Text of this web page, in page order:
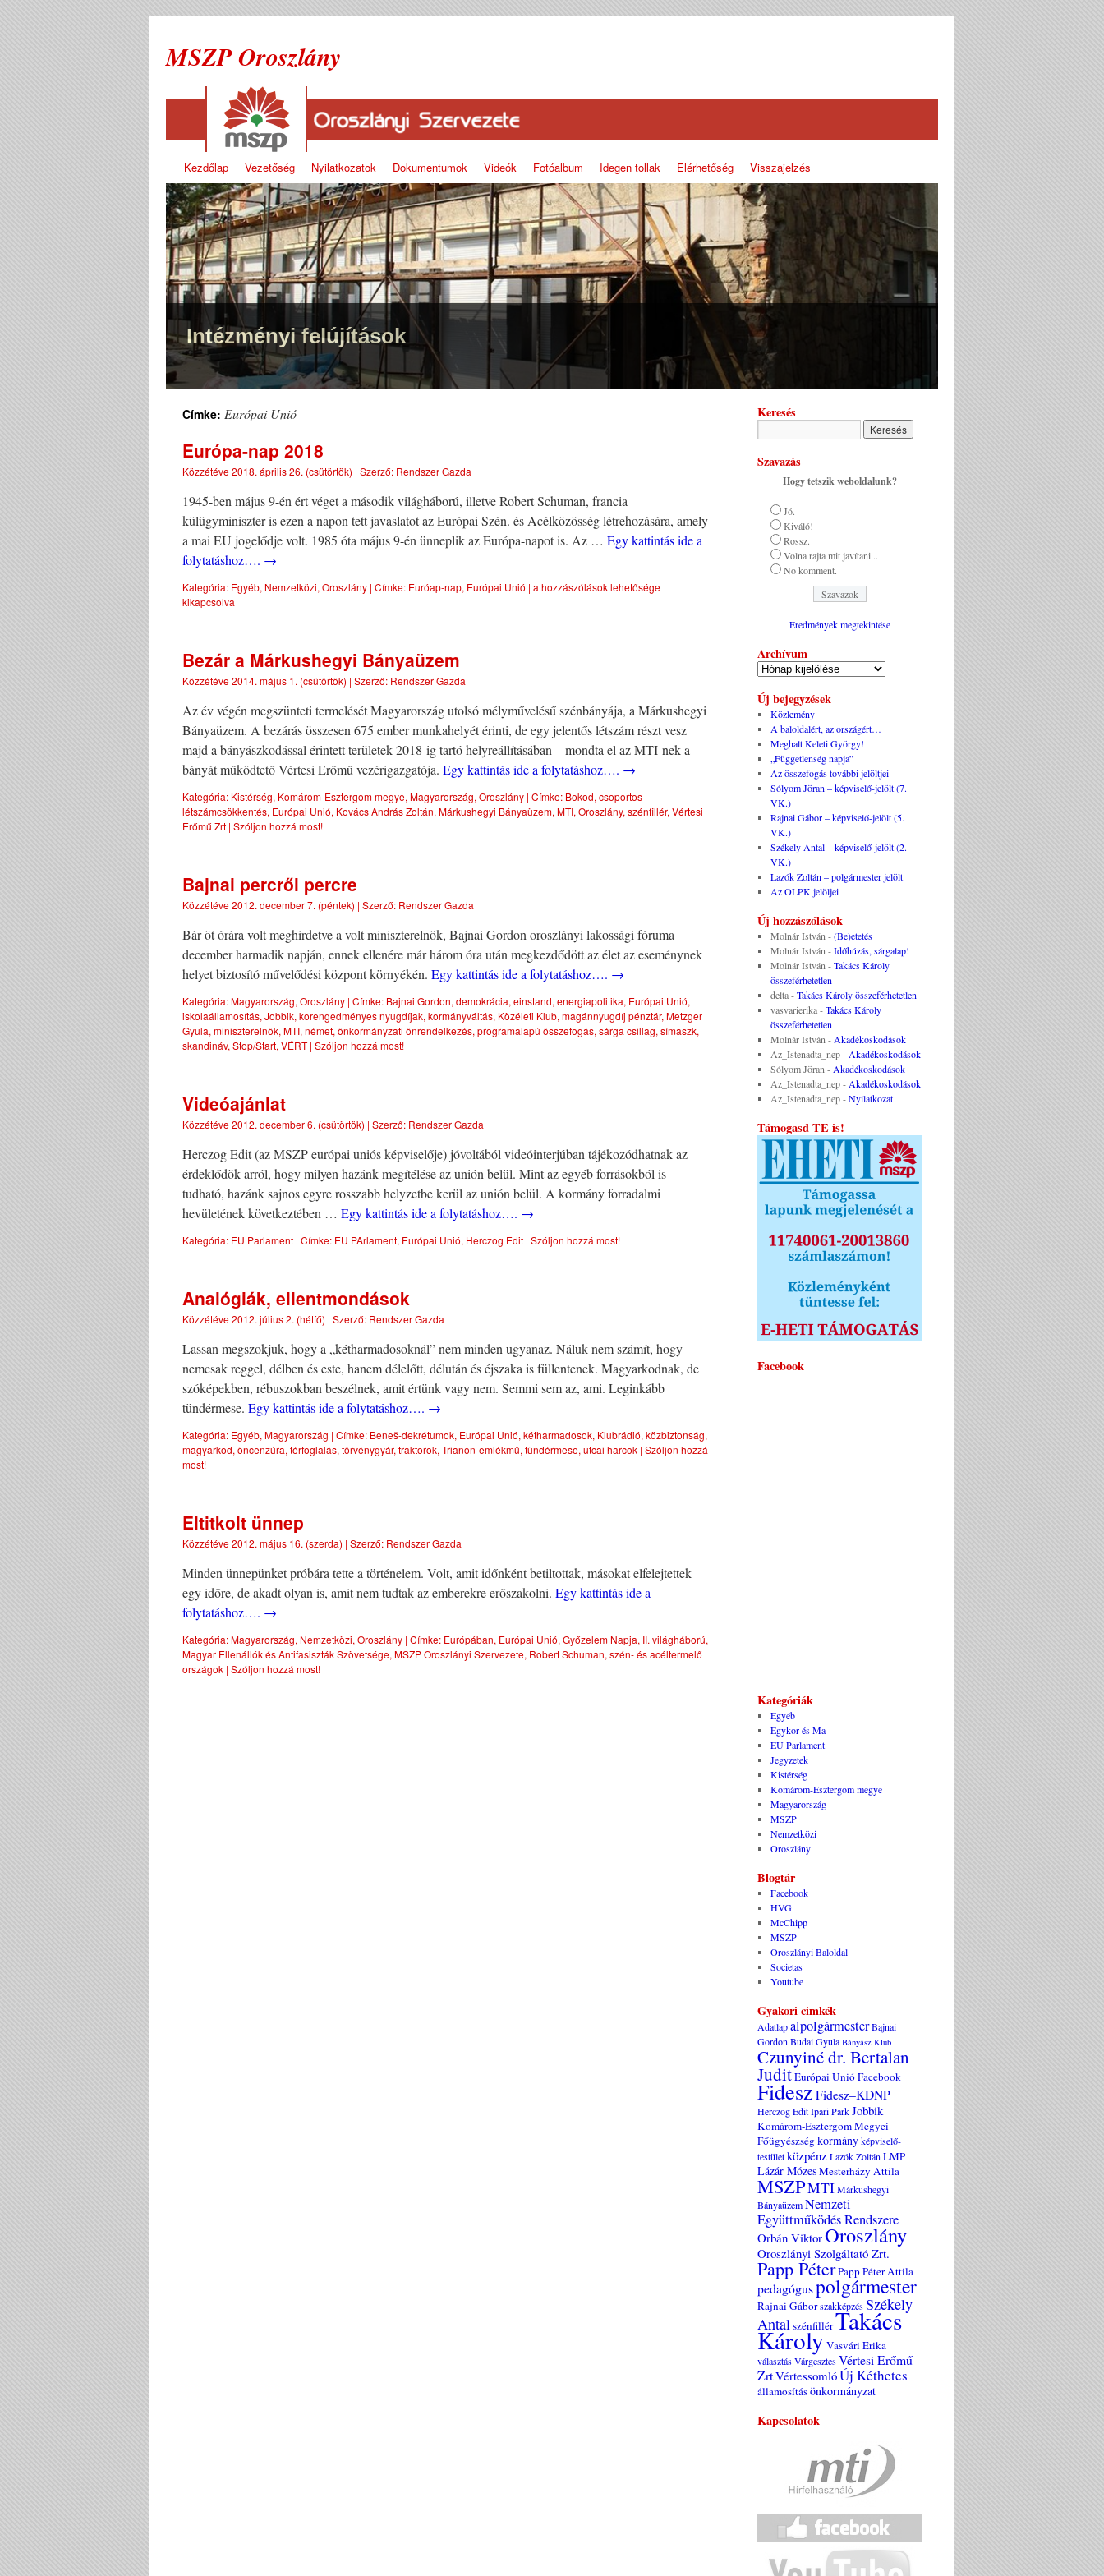
MSZP Oroszlány
Kezdőlap Vezetőség Nyilatkozatok Dokumentumok Videók Fotóalbum Idegen tollak Elérhetőség Visszajelzés
Intézményi felújítások
Címke: Európai Unió
Európa-nap 2018
Közzétéve2018. április 26. (csütörtök) | Szerző: Rendszer Gazda
1945-ben május 9-én ért véget a második világháború, illetve Robert Schuman, francia
külügyminiszter is ezen a napon tett javaslatot az Európai Szén. és Acélközösség létrehozására, amely
a mai EU jogelődje volt. 1985 óta május 9-én ünneplik az Európa-napot is. Az … Egy kattintás ide a
folytatáshoz…. →
Kategória: Egyéb, Nemzetközi, Oroszlány | Címke: Euróap-nap, Európai Unió | a hozzászólások lehetősége
kikapcsolva
Bezár a Márkushegyi Bányaüzem
Közzétéve2014. május 1. (csütörtök) | Szerző: Rendszer Gazda
Az év végén megszünteti termelését Magyarország utolsó mélyművelésű szénbányája, a Márkushegyi
Bányaüzem. A bezárás összesen 675 ember munkahelyét érinti, de egy jelentős létszám részt vesz
majd a bányászkodással érintett területek 2018-ig tartó helyreállításában – mondta el az MTI-nek a
bányát működtető Vértesi Erőmű vezérigazgatója. Egy kattintás ide a folytatáshoz…. →
Kategória: Kistérség, Komárom-Esztergom megye, Magyarország, Oroszlány | Címke: Bokod, csoportos
létszámcsökkentés, Európai Unió, Kovács András Zoltán, Márkushegyi Bányaüzem, MTI, Oroszlány, szénfillér, Vértesi
Erőmű Zrt | Szóljon hozzá most!
Bajnai percről percre
Közzétéve2012. december 7. (péntek) | Szerző: Rendszer Gazda
Bár öt órára volt meghirdetve a volt miniszterelnök, Bajnai Gordon oroszlányi lakossági fóruma
december harmadik napján, ennek ellenére már három óra után megkezdődött az élet az eseménynek
helyet biztosító művelődési központ környékén. Egy kattintás ide a folytatáshoz…. →
Kategória:Magyarország, Oroszlány | Címke: Bajnai Gordon, demokrácia, einstand, energiapolitika, Európai Unió,
iskolaállamosítás, Jobbik, korengedményes nyugdíjak, kormányváltás, Közéleti Klub, magánnyugdíj pénztár, Metzger
Gyula, miniszterelnök, MTI, német, önkormányzati önrendelkezés, programalapú összefogás, sárga csillag, símaszk,
skandináv, Stop/Start, VÉRT | Szóljon hozzá most!
Videóajánlat
Közzétéve2012. december 6. (csütörtök) | Szerző: Rendszer Gazda
Herczog Edit (az MSZP európai uniós képviselője) jóvoltából videóinterjúban tájékozódhatnak az
érdeklődök arról, hogy milyen hazánk megítélése az unión belül. Mint az egyéb forrásokból is
tudható, hazánk sajnos egyre rosszabb helyzetbe kerül az unión belül. A kormány forradalmi
hevületének következtében … Egy kattintás ide a folytatáshoz…. →
Kategória: EU Parlament | Címke: EU PArlament, Európai Unió, Herczog Edit | Szóljon hozzá most!
Analógiák, ellentmondások
Közzétéve2012. július 2. (hétfő) | Szerző: Rendszer Gazda
Lassan megszokjuk, hogy a „kétharmadosoknál” nem minden ugyanaz. Náluk nem számít, hogy
nemcsak reggel, délben és este, hanem délelőtt, délután és éjszaka is füllentenek. Magyarkodnak, de
szóképekben, rébuszokban beszélnek, amit értünk vagy nem. Semmi sem az, ami. Leginkább
tündérmese. Egy kattintás ide a folytatáshoz…. →
Kategória: Egyéb, Magyarország | Címke: Beneš-dekrétumok, Európai Unió, kétharmadosok, Klubrádió, közbiztonság,
magyarkod, öncenzúra, térfoglalás, törvénygyár, traktorok, Trianon-emlékmű, tündérmese, utcai harcok | Szóljon hozzá
most!
Eltitkolt ünnep
Közzétéve2012. május 16. (szerda) | Szerző: Rendszer Gazda
Minden ünnepünket próbára tette a történelem. Volt, amit időnként betiltottak, másokat elfelejtettek
egy időre, de akadt olyan is, amit nem tudtak az emberekre erőszakolni. Egy kattintás ide a
folytatáshoz…. →
Kategória:Magyarország, Nemzetközi, Oroszlány | Címke: Európában, Európai Unió, Győzelem Napja, II. világháború,
Magyar Ellenállók és Antifasiszták Szövetsége, MSZP Oroszlányi Szervezete, Robert Schuman, szén- és acéltermelő
országok | Szóljon hozzá most!
Keresés
Szavazás
Hogy tetszik weboldalunk?
Jó.
Kiváló!
Rossz.
Volna rajta mit javítani...
No komment.
Eredmények megtekintése
Archívum
Új bejegyzések
Közlemény
A baloldalért, az országért…
Meghalt Keleti György!
„Függetlenség napja”
Az összefogás további jelöltjei
Sólyom Jöran – képviselő-jelölt (7.
VK.)
Rajnai Gábor – képviselő-jelölt (5.
VK.)
Székely Antal – képviselő-jelölt (2.
VK.)
Lazók Zoltán – polgármester jelölt
Az OLPK jelöljei
Új hozzászólások
Molnár István -(Be)etetés
Molnár István -Időhúzás, sárgalap!
Molnár István -Takács Károly
összeférhetetlen
delta-Takács Károly összeférhetetlen
vasvarierika-Takács Károly
összeférhetetlen
Molnár István - Akadékoskodások
Az_Istenadta_nep- Akadékoskodások
Sólyom Jöran - Akadékoskodások
Az_Istenadta_nep- Akadékoskodások
Az_Istenadta_nep-Nyilatkozat
Támogasd TE is!
Facebook
Kategóriák
Egyéb
Egykor és Ma
EU Parlament
Jegyzetek
Kistérség
Komárom-Esztergom megye
Magyarország
MSZP
Nemzetközi
Oroszlány
Blogtár
Facebook
HVG
McChipp
MSZP
Oroszlányi Baloldal
Societas
Youtube
Gyakori cimkék
AdatlapalpolgármesterBajnai
Gordon Budai Gyula Bányász Klub
Czunyiné dr. Bertalan
JuditEurópai UnióFacebook
FideszFidesz–KDNP
Herczog EditIpari ParkJobbik
Komárom-Esztergom Megyei
Főügyészség kormányképviselő-
testületközpénzLazók Zoltán LMP
Lázár MózesMesterházy Attila
MSZPMTIMárkushegyi
BányaüzemNemzeti
Együttműködés Rendszere
Orbán ViktorOroszlány
Oroszlányi Szolgáltató Zrt.
Papp PéterPapp Péter Attila
pedagóguspolgármester
Rajnai GáborszakképzésSzékely
AntalszénfillérTakács
KárolyVasvári Erika
választásVárgesztesVértesi Erőmű
ZrtVértessomlóÚj Kéthetes
államosításönkormányzat
Kapcsolatok